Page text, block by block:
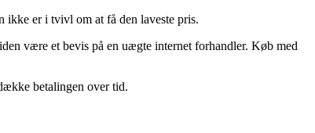
ikke er i tvivl om at få den laveste pris.
være et bevis på en uægte internet forhandler. Køb med
betalingen over tid.